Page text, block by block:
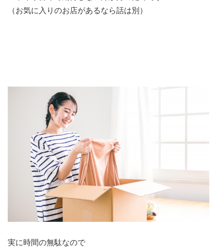
（お気に入りのお店があるなら話は別）
実に時間の無駄なので